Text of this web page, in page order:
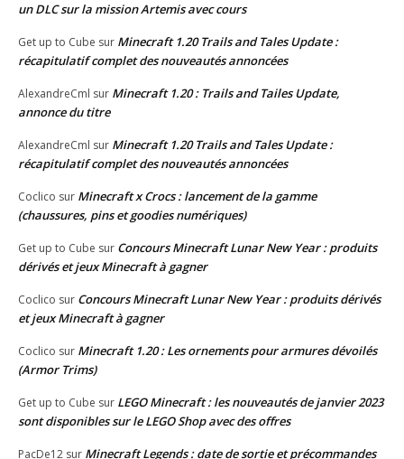
un DLC sur la mission Artemis avec cours
Get up to Cube sur Minecraft 1.20 Trails and Tales Update :
récapitulatif complet des nouveautés annoncées
AlexandreCml sur Minecraft 1.20 : Trails and Tailes Update,
annonce du titre
AlexandreCml sur Minecraft 1.20 Trails and Tales Update :
récapitulatif complet des nouveautés annoncées
Coclico sur Minecraft x Crocs : lancement de la gamme
(chaussures, pins et goodies numériques)
Get up to Cube sur Concours Minecraft Lunar New Year : produits
dérivés et jeux Minecraft à gagner
Coclico sur Concours Minecraft Lunar New Year : produits dérivés
et jeux Minecraft à gagner
Coclico sur Minecraft 1.20 : Les ornements pour armures dévoilés
(Armor Trims)
Get up to Cube sur LEGO Minecraft : les nouveautés de janvier 2023
sont disponibles sur le LEGO Shop avec des offres
PacDe12 sur Minecraft Legends : date de sortie et précommandes